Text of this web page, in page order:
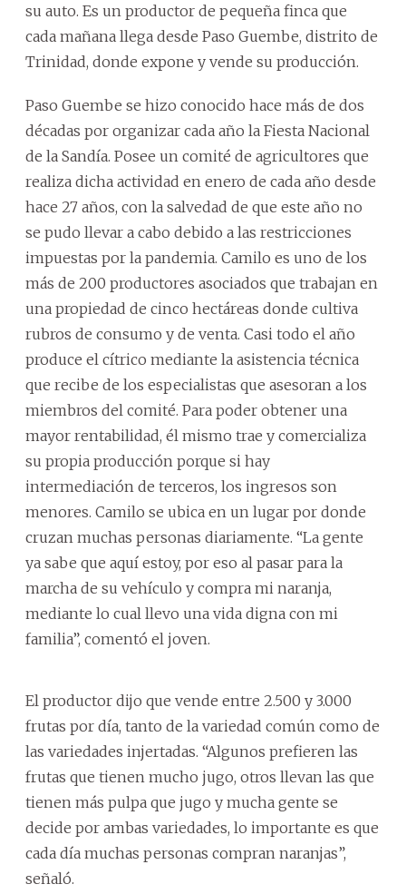
su auto. Es un productor de pequeña finca que
cada mañana llega desde Paso Guembe, distrito de
Trinidad, donde expone y vende su producción.
Paso Guembe se hizo conocido hace más de dos
décadas por organizar cada año la Fiesta Nacional
de la Sandía. Posee un comité de agricultores que
realiza dicha actividad en enero de cada año desde
hace 27 años, con la salvedad de que este año no
se pudo llevar a cabo debido a las restricciones
impuestas por la pandemia. Camilo es uno de los
más de 200 productores asociados que trabajan en
una propiedad de cinco hectáreas donde cultiva
rubros de consumo y de venta. Casi todo el año
produce el cítrico mediante la asistencia técnica
que recibe de los especialistas que asesoran a los
miembros del comité. Para poder obtener una
mayor rentabilidad, él mismo trae y comercializa
su propia producción porque si hay
intermediación de terceros, los ingresos son
menores. Camilo se ubica en un lugar por donde
cruzan muchas personas diariamente. “La gente
ya sabe que aquí estoy, por eso al pasar para la
marcha de su vehículo y compra mi naranja,
mediante lo cual llevo una vida digna con mi
familia”, comentó el joven.
El productor dijo que vende entre 2.500 y 3.000
frutas por día, tanto de la variedad común como de
las variedades injertadas. “Algunos prefieren las
frutas que tienen mucho jugo, otros llevan las que
tienen más pulpa que jugo y mucha gente se
decide por ambas variedades, lo importante es que
cada día muchas personas compran naranjas”,
señaló.